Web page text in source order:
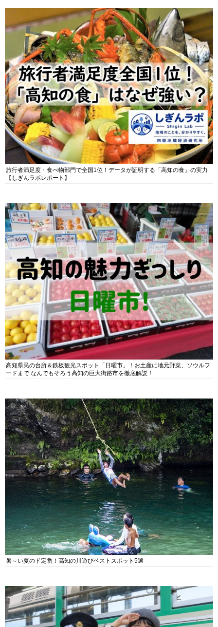
旅行者満足度・食べ物部門で全国1位！データが証明する「高知の食」の実力
【しぎんラボレポート】
高知県民の台所＆鉄板観光スポット「日曜市」！お土産に地元野菜、ソウルフ
ードまで なんでもそろう高知の巨大街路市を徹底解説！
暑～い夏のド定番！高知の川遊びベストスポット5選